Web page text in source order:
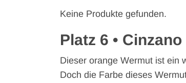
Keine Produkte gefunden.
Platz 6 •
Dieser orange Wermut ist ein
Doch die Farbe dieses